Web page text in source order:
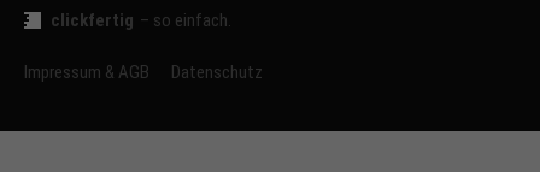
clickfertig – so einfach.
Impressum & AGB Datenschutz